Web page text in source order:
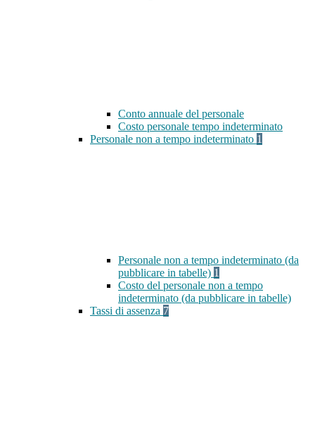
Conto annuale del personale
Costo personale tempo indeterminato
Personale non a tempo indeterminato 1
Personale non a tempo indeterminato (da
pubblicare in tabelle) 1
Costo del personale non a tempo
indeterminato (da pubblicare in tabelle)
Tassi di assenza 7